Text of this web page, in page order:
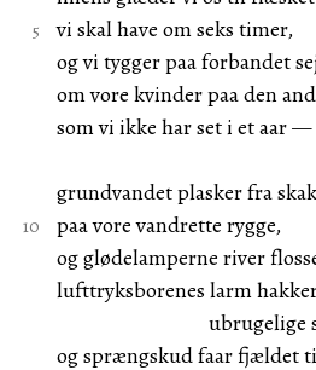
vi skal have om seks timer,
og vi tygger paa forbandet
om vore kvinder paa den
som vi ikke har set i et aar —
grundvandet plasker fra
paa vore vandrette rygge,
og glødelamperne river
lufttryksborenes larm
ubrugelige
og sprængskud faar fjældet